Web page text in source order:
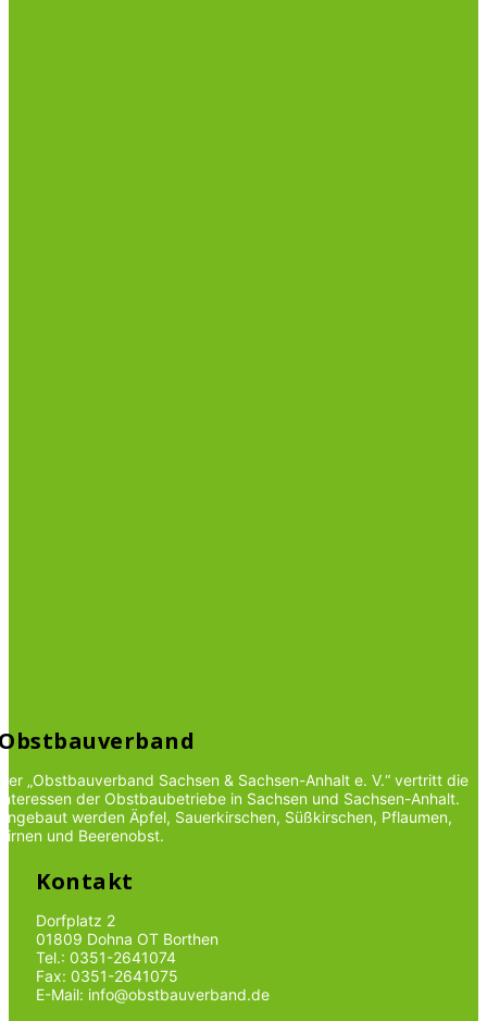
„Obstbauverband Sachsen & Sachsen-Anhalt e. V.“ vertritt die
der Obstbaubetriebe in Sachsen und Sachsen-Anhalt.
werden Äpfel, Sauerkirschen, Süßkirschen, Pflaumen,
und Beerenobst.
Kontakt
Dorfplatz 2
01809 Dohna OT Borthen
Tel.: 0351-2641074
Fax: 0351-2641075
E-Mail: info@obstbauverband.de